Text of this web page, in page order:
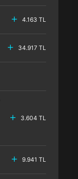
4.163 TL
34.917 TL
3.604 TL
9.941 TL